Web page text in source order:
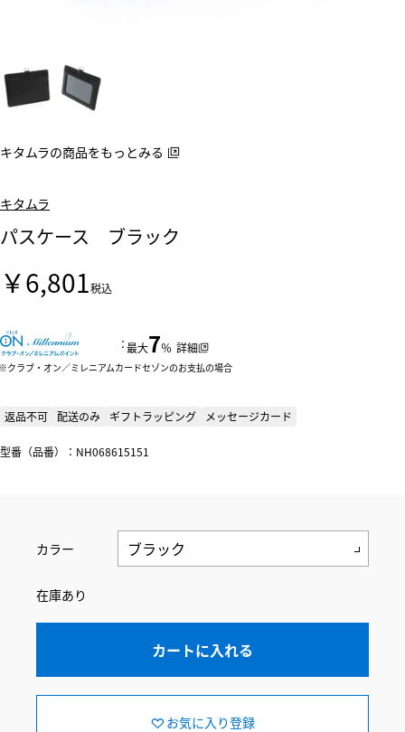
キタムラの商品をもっとみる
キタムラ
パスケース ブラック
￥6,801税込
：最大7％ 詳細
クラブ・オン／ミレニアムカードセゾンのお支払の場合
返品不可 配送のみ ギフトラッピング メッセージカード
型番（品番）：NH068615151
カラー
在庫あり
カートに入れる
お気に入り登録